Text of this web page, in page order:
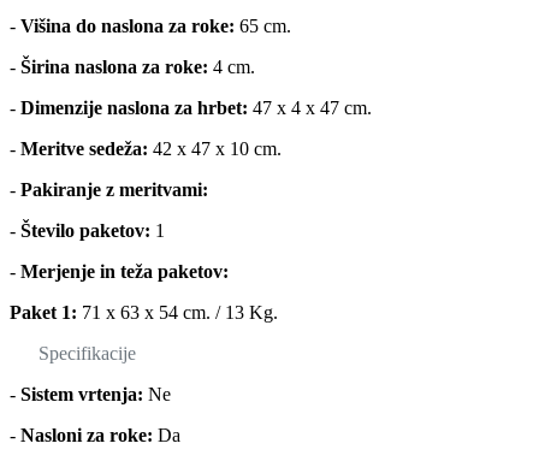
- Višina do naslona za roke: 65 cm.
- Širina naslona za roke: 4 cm.
- Dimenzije naslona za hrbet: 47 x 4 x 47 cm.
- Meritve sedeža: 42 x 47 x 10 cm.
- Pakiranje z meritvami:
- Število paketov: 1
- Merjenje in teža paketov:
Paket 1: 71 x 63 x 54 cm. / 13 Kg.
Specifikacije
- Sistem vrtenja: Ne
- Nasloni za roke: Da